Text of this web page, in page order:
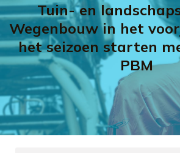
Tuin- en
Wegenbouw in het
het seizoen starten
PBM